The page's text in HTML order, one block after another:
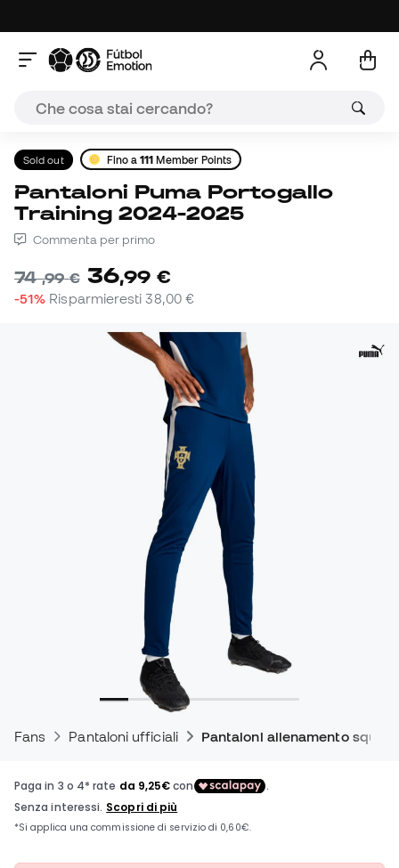
Sold out Fino a111 Member Points
Pantaloni Puma Portogallo
Training 2024-2025
Commenta per primo
74,99 € 36,99 €
-51% Risparmieresti38,00 €
Fans Pantaloni ufficiali Pantaloni allenamento